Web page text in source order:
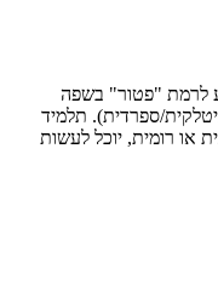
לרמת "פטור" בשפה
ספרדית). תלמיד
או רומית, יוכל לעשות